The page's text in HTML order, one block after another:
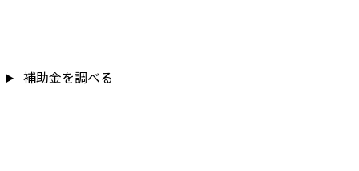
補助金を調べる